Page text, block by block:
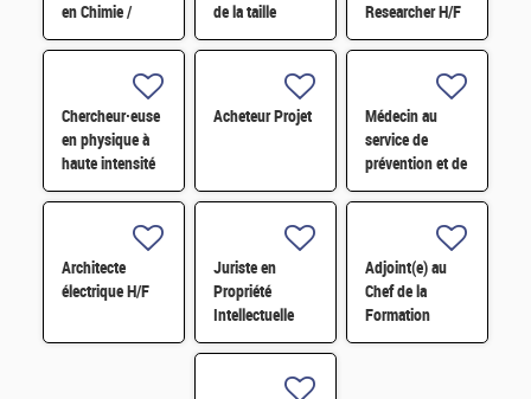
en Chimie /
Physico-chimie
de la taille
d'éprouvette sur
d'aluminium H/F
Researcher H/F
Chercheur·euse
en physique à
haute intensité
H/F
Acheteur Projet
Médecin au
service de
prévention et de
santé au travail
Architecte
électrique H/F
Juriste en
Propriété
Intellectuelle
H/F
Adjoint(e) au
Chef de la
Formation
Locale de